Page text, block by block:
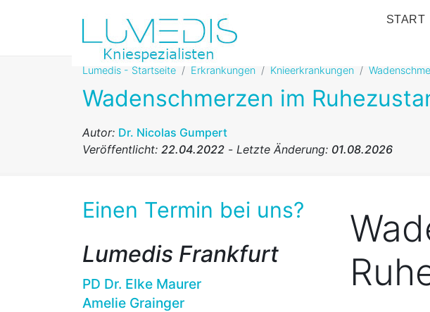
START
Lumedis - Startseite Erkrankungen Knieerkrankungen
Wadenschmerzen im
Autor: Dr. Nicolas Gumpert
Veröffentlicht: 22.04.2022 - Letzte Änderung: 01.08.2026
Einen Termin bei uns?
Lumedis Frankfurt
PD Dr. Elke Maurer
Amelie Grainger